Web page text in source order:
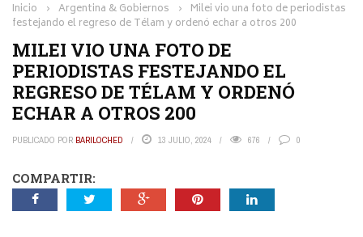
Inicio › Argentina & Gobiernos › Milei vio una foto de periodistas
festejando el regreso de Télam y ordenó echar a otros 200
MILEI VIO UNA FOTO DE
PERIODISTAS FESTEJANDO EL
REGRESO DE TÉLAM Y ORDENÓ
ECHAR A OTROS 200
PUBLICADO POR BARILOCHED 13 JULIO, 2024 676 0
COMPARTIR: